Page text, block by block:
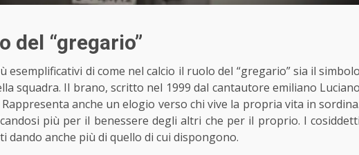
del “gregario”
esemplificativi di come nel calcio il ruolo del “gregario” sia il simbolo
squadra. Il brano, scritto nel 1999 dal cantautore emiliano Luciano
Rappresenta anche un elogio verso chi vive la propria vita in sordina.
più per il benessere degli altri che per il proprio. I cosiddetti
dando anche più di quello di cui dispongono.